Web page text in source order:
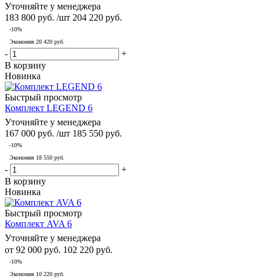
Уточняйте у менеджера
183 800 руб. /шт 204 220 руб.
-10%
Экономия 20 420 руб.
-
+
В корзину
Новинка
Быстрый просмотр
Комплект LEGEND 6
Уточняйте у менеджера
167 000 руб. /шт 185 550 руб.
-10%
Экономия 18 550 руб.
-
+
В корзину
Новинка
Быстрый просмотр
Комплект AVA 6
Уточняйте у менеджера
от 92 000 руб. 102 220 руб.
-10%
Экономия 10 220 руб.